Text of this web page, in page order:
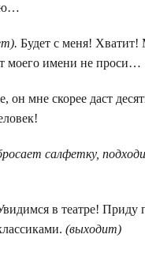
Будет с меня! Хватит!
моего имени не проси…
мне скорее даст
салфетку,
в театре! Приду
(выходит)